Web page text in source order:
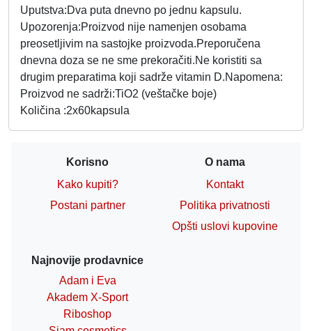
Uputstva:Dva puta dnevno po jednu kapsulu.
Upozorenja:Proizvod nije namenjen osobama
preosetljivim na sastojke proizvoda.Preporučena
dnevna doza se ne sme prekoračiti.Ne koristiti sa
drugim preparatima koji sadrže vitamin D.Napomena:
Proizvod ne sadrži:TiO2 (veštačke boje)
Količina :2x60kapsula
Korisno
Kako kupiti?
Postani partner
O nama
Kontakt
Politika privatnosti
Opšti uslovi kupovine
Najnovije prodavnice
Adam i Eva
Akadem X-Sport
Riboshop